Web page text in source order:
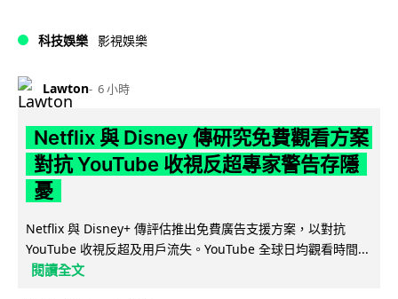
科技娛樂 影視娛樂
Lawton 6 小時
Netflix 與 Disney 傳研究免費觀看方案
對抗 YouTube 收視反超專家警告存隱
憂
Netflix 與 Disney+ 傳評估推出免費廣告支援方案，以對抗
YouTube 收視反超及用戶流失。YouTube 全球日均觀看時間...
閱讀全文